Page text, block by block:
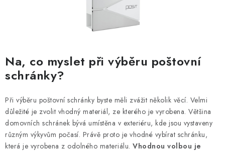
Na, co myslet při výběru poštovní
schránky?
Při výběru poštovní schránky byste měli zvážit několik věcí. Velmi
důležité je zvolit vhodný materiál, ze kterého je vyrobena. Většina
domovních schránek bývá umístěna v exteriéru, kde jsou vystaveny
různým výkyvům počasí. Právě proto je vhodné vybírat schránku,
která je vyrobena z odolného materiálu. Vhodnou volbou je